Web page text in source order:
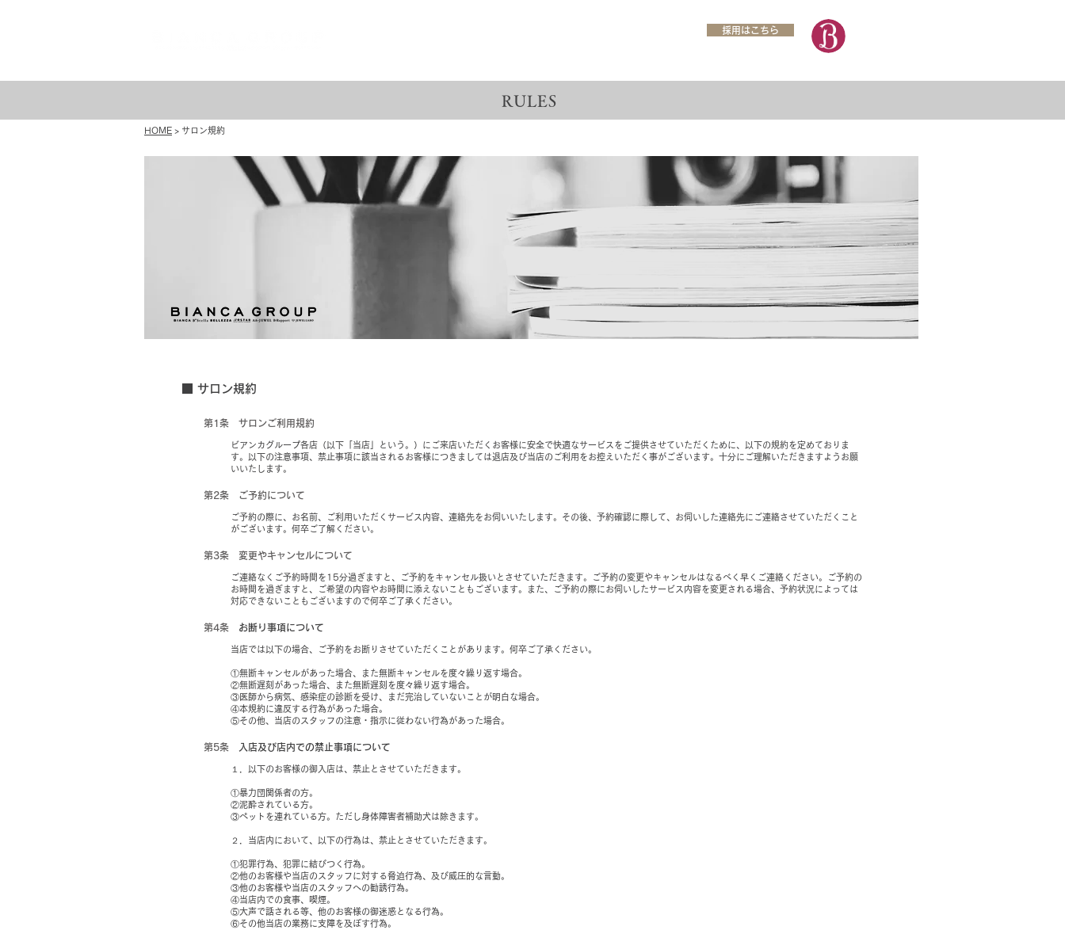
採用はこちら
RULES
HOME > サロン規約
■ サロン規約
第1条 サロンご利用規約
ビアンカグループ各店（以下「当店」という。）にご来店いただくお客様に安全で快適なサービスをご提供させていただくために、以下の規約を定めておりま
す。以下の注意事項、禁止事項に該当されるお客様につきましては退店及び当店のご利用をお控えいただく事がございます。十分にご理解いただきますようお願
いいたします。
第2条 ご予約について
ご予約の際に、お名前、ご利用いただくサービス内容、連絡先をお伺いいたします。その後、予約確認に際して、お伺いした連絡先にご連絡させていただくこと
がございます。何卒ご了解ください。
第3条 変更やキャンセルについて
ご連絡なくご予約時間を15分過ぎますと、ご予約をキャンセル扱いとさせていただきます。ご予約の変更やキャンセルはなるべく早くご連絡ください。ご予約の
お時間を過ぎますと、ご希望の内容やお時間に添えないこともございます。また、ご予約の際にお伺いしたサービス内容を変更される場合、予約状況によっては
対応できないこともございますので何卒ご了承ください。
第4条 お断り事項について
当店では以下の場合、ご予約をお断りさせていただくことがあります。何卒ご了承ください。
①無断キャンセルがあった場合、また無断キャンセルを度々繰り返す場合。
②無断遅刻があった場合、また無断遅刻を度々繰り返す場合。
③医師から病気、感染症の診断を受け、まだ完治していないことが明白な場合。
④本規約に違反する行為があった場合。
⑤その他、当店のスタッフの注意・指示に従わない行為があった場合。
第5条 入店及び店内での禁止事項について
１．以下のお客様の御入店は、禁止とさせていただきます。
①暴力団関係者の方。
②泥酔されている方。
③ペットを連れている方。ただし身体障害者補助犬は除きます。
２．当店内において、以下の行為は、禁止とさせていただきます。
①犯罪行為、犯罪に結びつく行為。
②他のお客様や当店のスタッフに対する脅迫行為、及び威圧的な言動。
③他のお客様や当店のスタッフへの勧誘行為。
④当店内での食事、喫煙。
⑤大声で話される等、他のお客様の御迷惑となる行為。
⑥その他当店の業務に支障を及ぼす行為。